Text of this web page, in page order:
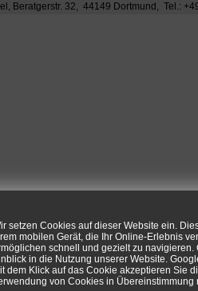
Beratgerstr. 32, 44149 Dortmund, Tel.:
setzen Cookies auf dieser Website ein.
mobilen Gerät, die Ihr Online-Erlebnis
schnell und gezielt zu
in die Nutzung unserer Website.
dem Klick auf das Cookie akzeptieren Sie
von Cookies in